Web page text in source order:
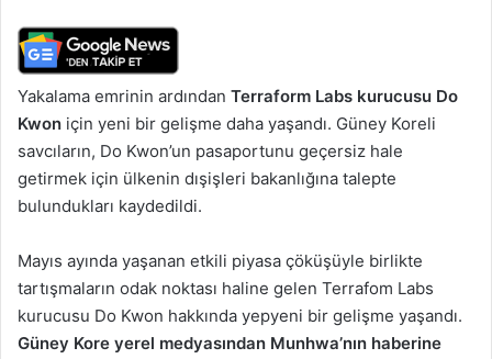
Yakalama emrinin ardından Terraform Labs kurucusu Do
Kwon için yeni bir gelişme daha yaşandı. Güney Koreli
savcıların, Do Kwon’un pasaportunu geçersiz hale
getirmek için ülkenin dışişleri bakanlığına talepte
bulundukları kaydedildi.
Mayıs ayında yaşanan etkili piyasa çöküşüyle birlikte
tartışmaların odak noktası haline gelen Terrafom Labs
kurucusu Do Kwon hakkında yepyeni bir gelişme yaşandı.
Güney Kore yerel medyasından Munhwa’nın haberine